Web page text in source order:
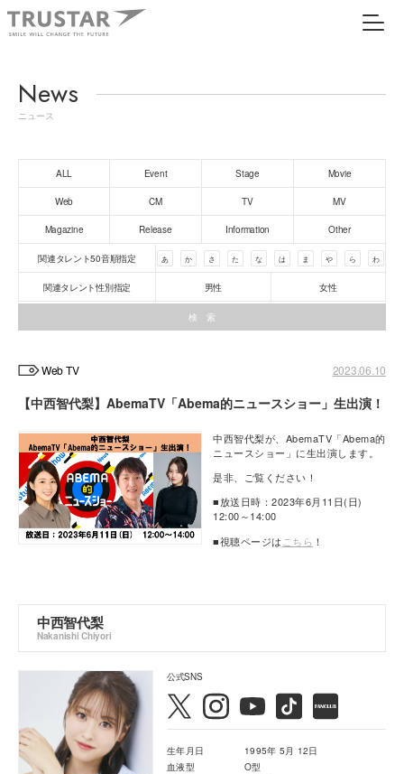
News
ニュース
ALL Event Stage Movie
Web CM TV MV
Magazine Release Information Other
関連タレント50音順指定 あ か さ た な は ま や ら わ
関連タレント性別指定 男性 女性
Web TV 2023.06.10
【中西智代梨】AbemaTV「Abema的ニュースショー」生出演！
中西智代梨が、AbemaTV「Abema的
ニュースショー」に生出演します。
是非、ご覧ください！
■放送日時：2023年6月11日(日)
12:00～14:00
■視聴ページは こちら ！
中西智代梨
Nakanishi Chiyori
公式SNS
生年月日
1995年 5月 12日
血液型
O型